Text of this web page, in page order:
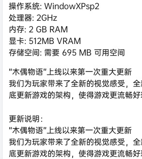
操作系统: WindowXPsp2
处理器: 2GHz
内存: 2 GB RAM
显卡: 512MB VRAM
存储空间: 需要 695 MB 可用空间
“木偶物语”上线以来第一次重大更新
我们为玩家带来了全新的视觉感受，
底更新游戏的架构，使得游戏更流畅好
更新说明：
“木偶物语”上线以来第一次重大更新
我们为玩家带来了全新的视觉感受，
底更新游戏的架构，使得游戏更流畅好